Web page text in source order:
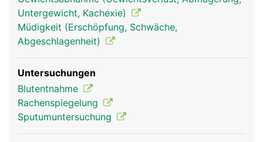
die über die Wurzelkanäle in die Zahnhöhle
gelangen. Der Zahnfleischrand ist nicht mit dem
Zahnschmelz verwachsen, sondern erst mit der
tiefer liegenden Wurzelhaut, wodurch sich im
Bereich des Zahnhalses eine natürliche
Zahnfleischtasche bildet, die normalerweise
maximal zwei bis drei Millimeter tief ist.
Untergewicht, Kachexie)
Müdigkeit (Erschöpfung, Schwäche,
Abgeschlagenheit)
Untersuchungen
Blutentnahme
Rachenspiegelung
Sputumuntersuchung